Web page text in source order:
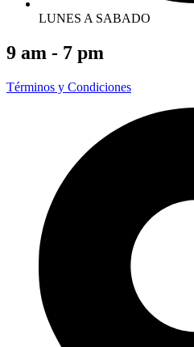
LUNES A SABADO
9 am - 7 pm
Términos y Condiciones